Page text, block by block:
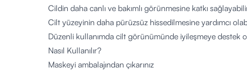
Cildin daha canlı ve bakımlı görünmesine katkı
Cilt yüzeyinin daha pürüzsüz hissedilmesine yardımcı
Düzenli kullanımda cilt görünümünde iyileşmeye destek
Nasıl Kullanılır?
Maskeyi ambalajından çıkarınız